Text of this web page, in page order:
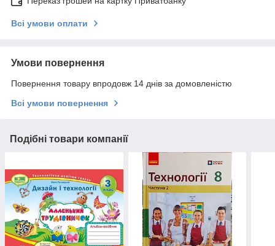
Всі умови оплати
Умови повернення
Повернення товару впродовж 14 днів за домовленістю
Всі умови повернення
Подібні товари компанії